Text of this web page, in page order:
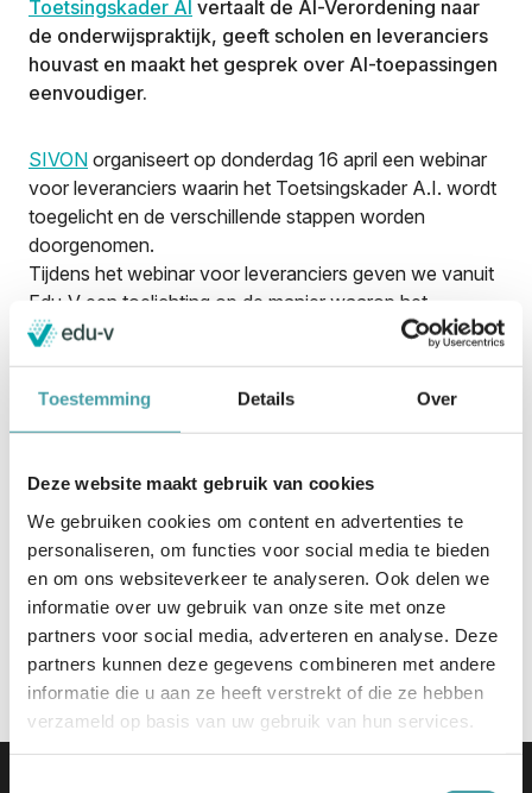
Toestemming Details Over
Deze website maakt gebruik van cookies
We gebruiken cookies om content en advertenties te
personaliseren, om functies voor social media te bieden
en om ons websiteverkeer te analyseren. Ook delen we
informatie over uw gebruik van onze site met onze
partners voor social media, adverteren en analyse. Deze
partners kunnen deze gegevens combineren met andere
informatie die u aan ze heeft verstrekt of die ze hebben
verzameld op basis van uw gebruik van hun services.
Toetsingskader AI vertaalt de AI-Verordening naar
de onderwijspraktijk, geeft scholen en leveranciers
houvast en maakt het gesprek over AI-toepassingen
eenvoudiger.
SIVON organiseert op donderdag 16 april een webinar
voor leveranciers waarin het Toetsingskader A.I. wordt
toegelicht en de verschillende stappen worden
doorgenomen.
Tijdens het webinar voor leveranciers geven we vanuit
Edu-V een toelichting op de manier waarop het
Toetsingskader een plek krijgt in de
en hoe leveranciers daarmee eenvoudiger inzicht
kunnen geven aan scholen over AI in hun producten.
Webinar voor leveranciers: Aan de slag met
het Toetsingskader AI
Datum:
donderdag 16 april
10.00 – 11.00 uur
Locatie:
Online (Teams)
Meer info en aanmelden